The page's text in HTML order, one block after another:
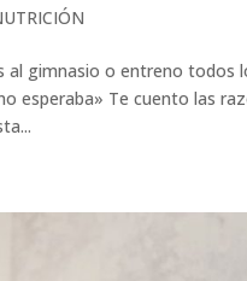
gimnasio o entreno todos
esperaba» Te cuento las